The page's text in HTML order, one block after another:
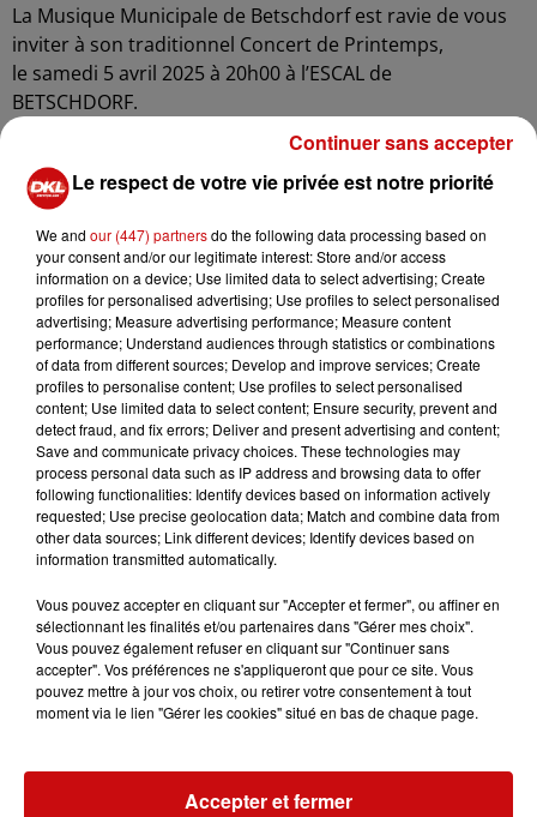
La Musique Municipale de Betschdorf est ravie de vous
inviter à son traditionnel Concert de Printemps,
le samedi 5 avril 2025 à 20h00 à l’ESCAL de
BETSCHDORF.
Le concert de cette année proposera une
programmation variée et éclectique, mêlant des pièces
incontournables de la variété française et internationale
et des compositions plus locales.
Les spectateurs auront également l’opportunité
d’apprécier quelques morceaux joués par l'orchestre
des jeunes sans oublier nos jeunes talents issus de
l’école de musique, qui les
accompagneront au chant.
Enfin notre joyeuse troupe du « Stammtisch » vous a,
comme chaque année, préparé quelques
moments d’humour dans sa toute nouvelle guinguette.
Un beau moment musical à partager en famille et entre
amis.
Buvette et petite restauration sur place.
Ajouter à votre calendrier
du5 avril 2025 à 20h00
Le respect de votre vie privée est notre priorité
We and our (447) partnersdo the following data processing based on
your consent and/or our legitimate interest: Store and/or access
information on a device; Use limited data to select advertising; Create
profiles for personalised advertising; Use profiles to select personalised
advertising; Measure advertising performance; Measure content
performance; Understand audiences through statistics or combinations
of data from different sources; Develop and improve services; Create
profiles to personalise content; Use profiles to select personalised
content; Use limited data to select content; Ensure security, prevent and
detect fraud, and fix errors; Deliver and present advertising and content;
Save and communicate privacy choices. These technologies may
process personal data such as IP address and browsing data to offer
following functionalities: Identify devices based on information actively
requested; Use precise geolocation data; Match and combine data from
other data sources; Link different devices; Identify devices based on
information transmitted automatically.
Vous pouvez accepter en cliquant sur "Accepter et fermer", ou affiner en
sélectionnant les finalités et/ou partenaires dans "Gérer mes choix".
Vous pouvez également refuser en cliquant sur "Continuer sans
accepter". Vos préférences ne s'appliqueront que pour ce site. Vous
pouvez mettre à jour vos choix, ou retirer votre consentement à tout
moment via le lien "Gérer les cookies" situé en bas de chaque page.
Accepter et fermer
Continuer sans accepter